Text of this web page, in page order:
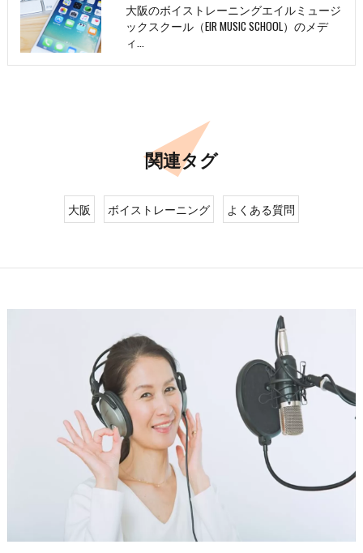
大阪のボイストレーニングエイルミュージ
ックスクール（EIR MUSIC SCHOOL）のメデ
ィ…
関連タグ
大阪 ボイストレーニング よくある質問